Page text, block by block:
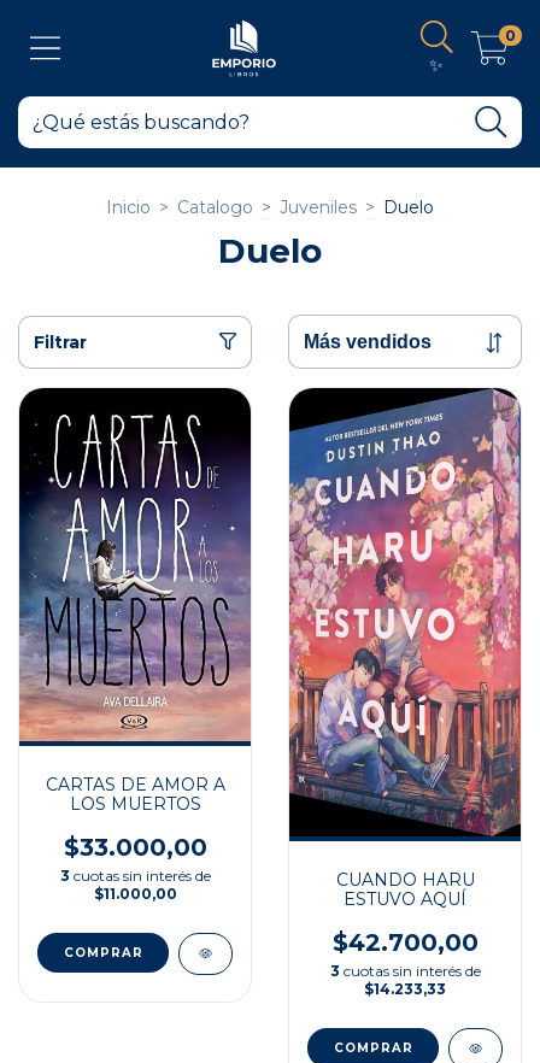
✨
0
Inicio > Catalogo > Juveniles > Duelo
Duelo
Filtrar
CARTAS DE AMOR A
LOS MUERTOS
$33.000,00
3 cuotas sin interés de
$11.000,00
CUANDO HARU
ESTUVO AQUÍ
$42.700,00
3 cuotas sin interés de
$14.233,33